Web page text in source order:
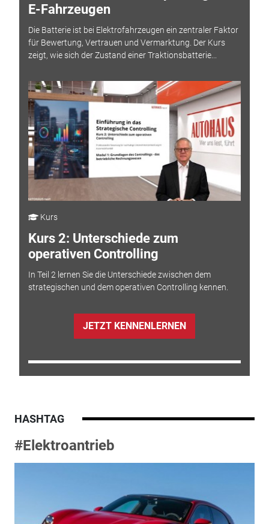
E-Fahrzeugen
Die Batterie ist bei Elektrofahrzeugen ein zentraler Faktor
für Bewertung, Vertrauen und Vermarktung. Der Kurs
zeigt, wie sich der Zustand einer Traktionsbatterie...
Kurs
Kurs 2: Unterschiede zum
operativen Controlling
In Teil 2 lernen Sie die Unterschiede zwischen dem
strategischen und dem operativen Controlling kennen.
JETZT KENNENLERNEN
HASHTAG
#Elektroantrieb